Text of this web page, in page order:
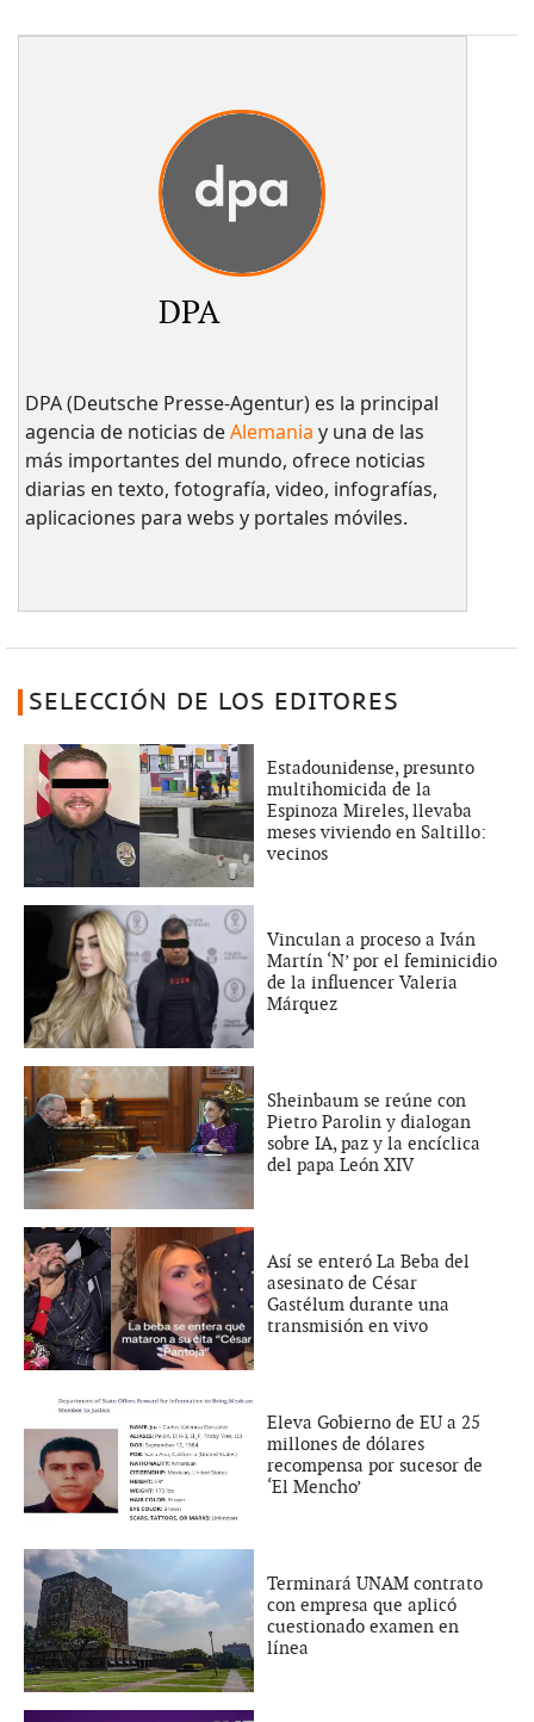
DPA
DPA (Deutsche Presse-Agentur) es la principal
agencia de noticias deAlemania y una de las
más importantes del mundo, ofrece noticias
diarias en texto, fotografía, video, infografías,
aplicaciones para webs y portales móviles.
SELECCIÓN DE LOS EDITORES
Estadounidense, presunto
multihomicida de la
Espinoza Mireles, llevaba
meses viviendo en Saltillo:
vecinos
Vinculan a proceso a Iván
Martín ‘N’ por el feminicidio
de la influencer Valeria
Márquez
Sheinbaum se reúne con
Pietro Parolin y dialogan
sobre IA, paz y la encíclica
del papa León XIV
Así se enteró La Beba del
asesinato de César
Gastélum durante una
transmisión en vivo
Eleva Gobierno de EU a 25
millones de dólares
recompensa por sucesor de
‘El Mencho’
Terminará UNAM contrato
con empresa que aplicó
cuestionado examen en
línea